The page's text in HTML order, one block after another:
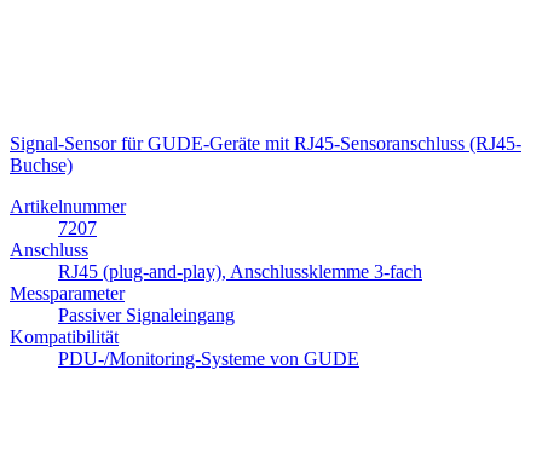
Signal-Sensor für GUDE-Geräte mit RJ45-Sensoranschluss (RJ45-
Buchse)
Artikelnummer
7207
Anschluss
RJ45 (plug-and-play), Anschlussklemme 3-fach
Messparameter
Passiver Signaleingang
Kompatibilität
PDU-/Monitoring-Systeme von GUDE